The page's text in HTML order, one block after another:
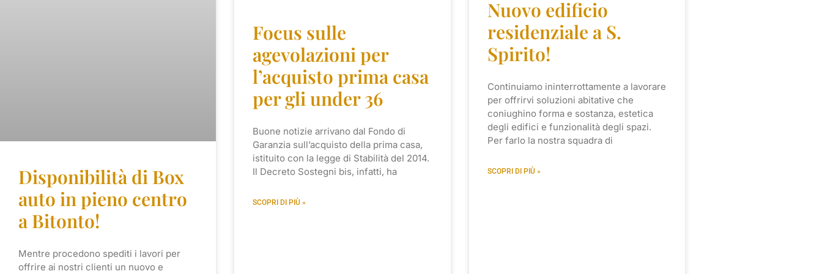
Disponibilità di Box
auto in pieno centro
a Bitonto!
Mentre procedono spediti i lavori per
offrire ai nostri clienti un nuovo e
Focus sulle
agevolazioni per
l’acquisto prima casa
per gli under 36
Buone notizie arrivano dal Fondo di
Garanzia sull’acquisto della prima casa,
istituito con la legge di Stabilità del 2014.
Il Decreto Sostegni bis, infatti, ha
SCOPRI DI PIÙ »
Nuovo edificio
residenziale a S.
Spirito!
Continuiamo ininterrottamente a lavorare
per offrirvi soluzioni abitative che
coniughino forma e sostanza, estetica
degli edifici e funzionalità degli spazi.
Per farlo la nostra squadra di
SCOPRI DI PIÙ »